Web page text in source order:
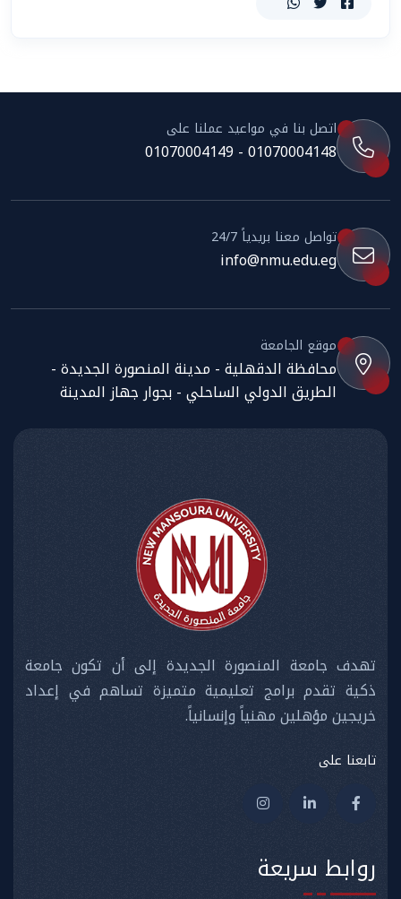
اتصل بنا في مواعيد عملنا على
01070004148 - 01070004149
تواصل معنا بريدياً 24/7
info@nmu.edu.eg
موقع الجامعة
محافظة الدقهلية - مدينة المنصورة الجديدة -
الطريق الدولي الساحلي - بجوار جهاز المدينة
تهدف جامعة المنصورة الجديدة إلى أن تكون جامعة
ذكية تقدم برامج تعليمية متميزة تساهم في إعداد
خريجين مؤهلين مهنياً وإنسانياً.
تابعنا على
روابط سريعة